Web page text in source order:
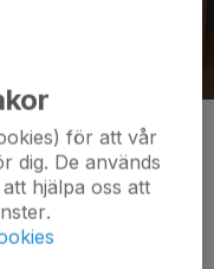
för att vår
dig. De används
hjälpa oss att